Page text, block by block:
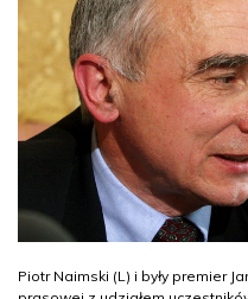
Piotr Naimski (L) i były premier